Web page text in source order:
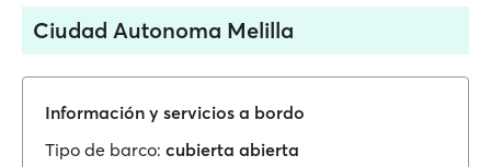
Ciudad Autonoma Melilla
Información y servicios a bordo
Tipo de barco: cubierta abierta